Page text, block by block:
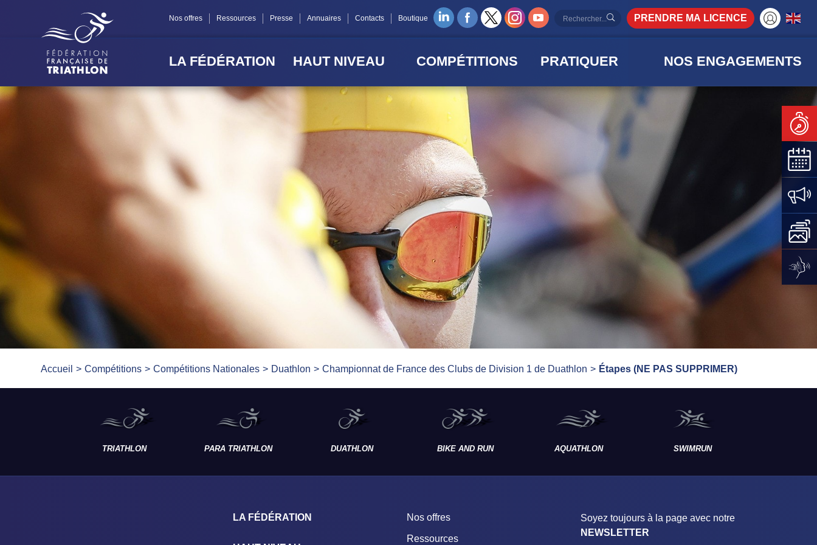
Nos offres Ressources Presse Annuaires Contacts Boutique PRENDRE MA LICENCE
LA FÉDÉRATION HAUT NIVEAU COMPÉTITIONS PRATIQUER NOS ENGAGEMENTS
Accueil Compétitions Compétitions Nationales Duathlon Championnat de France des Clubs de Division 1 de Duathlon Étapes (NE PAS SUPPRIMER)
TRIATHLON PARA TRIATHLON DUATHLON BIKE AND RUN AQUATHLON SWIMRUN
LA FÉDÉRATION Nos offres
Ressources
Soyez toujours à la page avec notre
NEWSLETTER
Panneau de gestion des cookies